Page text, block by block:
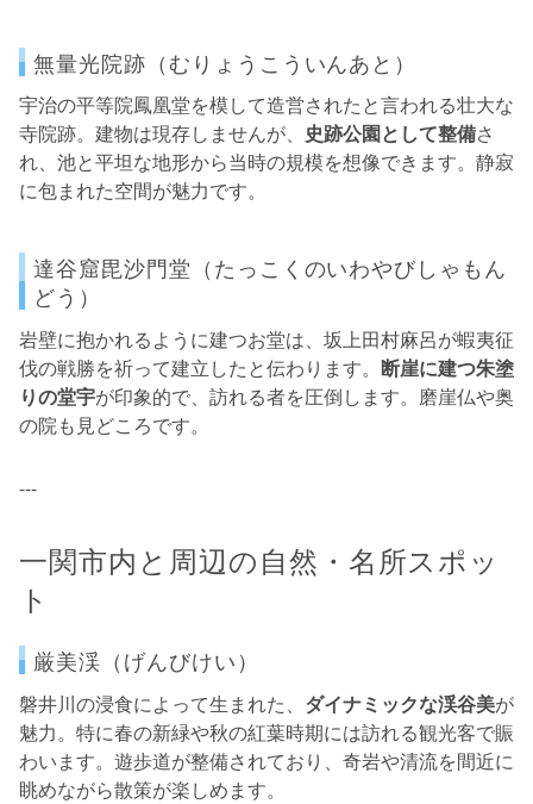
無量光院跡（むりょうこういんあと）
宇治の平等院鳳凰堂を模して造営されたと言われる壮大な
寺院跡。建物は現存しませんが、 史跡公園として整備さ
れ、池と平坦な地形から当時の規模を想像できます。静寂
に包まれた空間が魅力です。
達谷窟毘沙門堂（たっこくのいわやびしゃもん
どう）
岩壁に抱かれるように建つお堂は、坂上田村麻呂が蝦夷征
伐の戦勝を祈って建立したと伝わります。 断崖に建つ朱塗
りの堂宇が印象的で、訪れる者を圧倒します。磨崖仏や奥
の院も見どころです。
---
一関市内と周辺の自然・名所スポッ
ト
厳美渓（げんびけい）
磐井川の浸食によって生まれた、 ダイナミックな渓谷美が
魅力。特に春の新緑や秋の紅葉時期には訪れる観光客で賑
わいます。遊歩道が整備されており、奇岩や清流を間近に
眺めながら散策が楽しめます。